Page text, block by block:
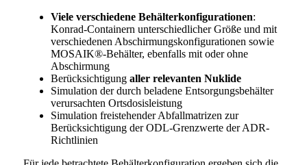
Viele verschiedene Behälterkonfigurationen:
Konrad-Containern unterschiedlicher Größe und mit
verschiedenen Abschirmungskonfigurationen sowie
MOSAIK®-Behälter, ebenfalls mit oder ohne
Abschirmung
Berücksichtigung aller relevanten Nuklide
Simulation der durch beladene Entsorgungsbehälter
verursachten Ortsdosisleistung
Simulation freistehender Abfallmatrizen zur
Berücksichtigung der ODL-Grenzwerte der ADR-
Richtlinien